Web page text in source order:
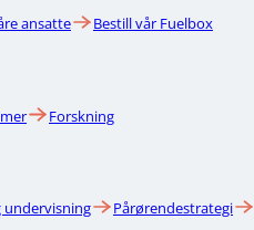
ansatte Bestill vår Fuelbox
Forskning
undervisning Pårørendestrategi